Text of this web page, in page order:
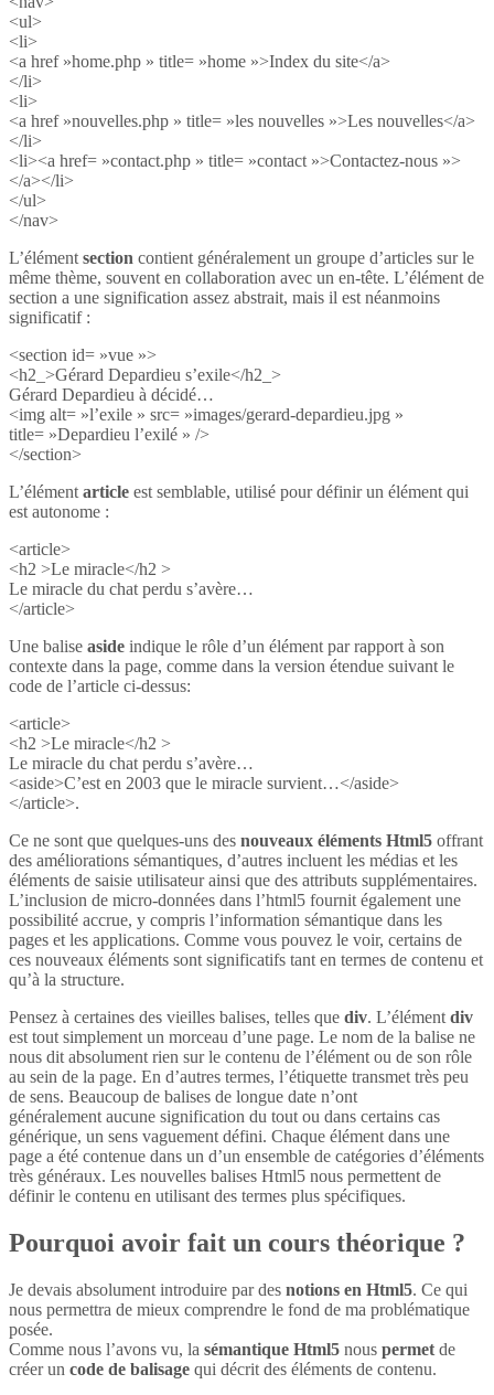
<ul>
<li>
<a href »home.php » title= »home »>Index du site</a>
</li>
<li>
<a href »nouvelles.php » title= »les nouvelles »>Les nouvelles</a>
</li>
<li><a href= »contact.php » title= »contact »>Contactez-nous »>
</a></li>
</ul>
</nav>
L’élément section contient généralement un groupe d’articles sur le
même thème, souvent en collaboration avec un en-tête. L’élément de
section a une signification assez abstrait, mais il est néanmoins
significatif :
<section id= »vue »>
<h2_>Gérard Depardieu s’exile</h2_>
Gérard Depardieu à décidé…
<img alt= »l’exile » src= »images/gerard-depardieu.jpg »
title= »Depardieu l’exilé » />
</section>
L’élément article est semblable, utilisé pour définir un élément qui
est autonome :
<article>
<h2 >Le miracle</h2 >
Le miracle du chat perdu s’avère…
</article>
Une balise aside indique le rôle d’un élément par rapport à son
contexte dans la page, comme dans la version étendue suivant le
code de l’article ci-dessus:
<article>
<h2 >Le miracle</h2 >
Le miracle du chat perdu s’avère…
<aside>C’est en 2003 que le miracle survient…</aside>
</article>.
Ce ne sont que quelques-uns des nouveaux éléments Html5 offrant
des améliorations sémantiques, d’autres incluent les médias et les
éléments de saisie utilisateur ainsi que des attributs supplémentaires.
L’inclusion de micro-données dans l’html5 fournit également une
possibilité accrue, y compris l’information sémantique dans les
pages et les applications. Comme vous pouvez le voir, certains de
ces nouveaux éléments sont significatifs tant en termes de contenu et
qu’à la structure.
Pensez à certaines des vieilles balises, telles que div. L’élément div
est tout simplement un morceau d’une page. Le nom de la balise ne
nous dit absolument rien sur le contenu de l’élément ou de son rôle
au sein de la page. En d’autres termes, l’étiquette transmet très peu
de sens. Beaucoup de balises de longue date n’ont
généralement aucune signification du tout ou dans certains cas
générique, un sens vaguement défini. Chaque élément dans une
page a été contenue dans un d’un ensemble de catégories d’éléments
très généraux. Les nouvelles balises Html5 nous permettent de
définir le contenu en utilisant des termes plus spécifiques.
Pourquoi avoir fait un cours théorique ?
Je devais absolument introduire par des notions en Html5. Ce qui
nous permettra de mieux comprendre le fond de ma problématique
posée.
Comme nous l’avons vu, la sémantique Html5 nous permet de
créer un code de balisage qui décrit des éléments de contenu.